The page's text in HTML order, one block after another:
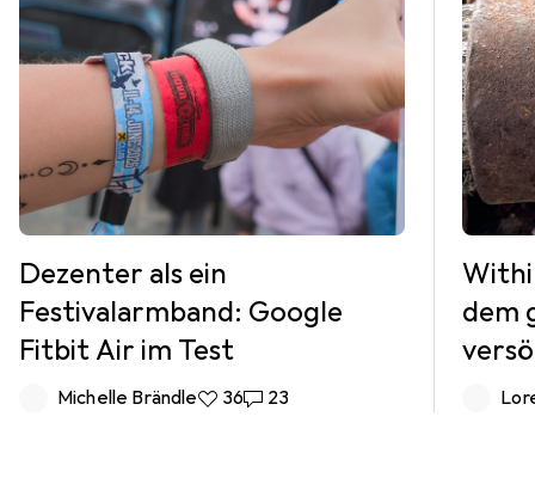
Dezenter als ein
Festivalarmband: Google
Fitbit Air im Test
Michelle Brändle36 Likes
3623 Kommentare
23
dem